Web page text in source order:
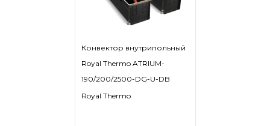
Конвектор внутрипольный
Royal Thermo ATRIUM-
190/200/2500-DG-U-DB
Royal Thermo